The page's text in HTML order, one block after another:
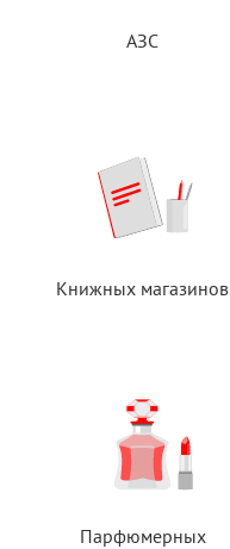
АЗС
Книжных магазинов
Парфюмерных